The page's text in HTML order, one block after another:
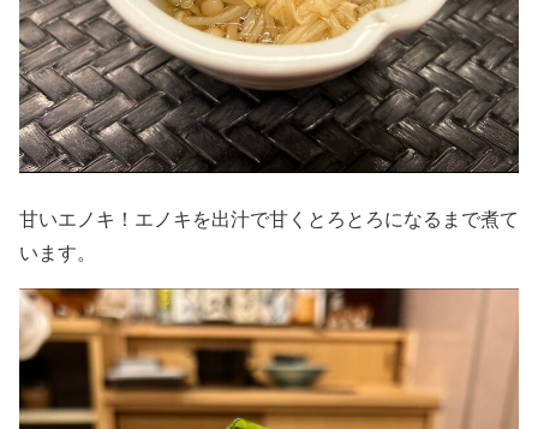
甘いエノキ！エノキを出汁で甘くとろとろになるまで煮て
います。